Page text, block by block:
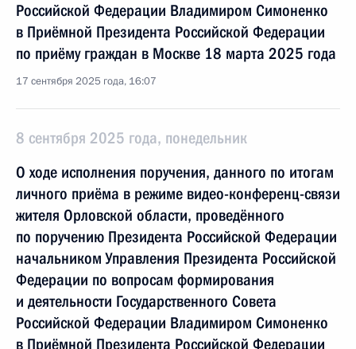
Российской Федерации Владимиром Симоненко
в Приёмной Президента Российской Федерации
по приёму граждан в Москве 18 марта 2025 года
17 сентября 2025 года, 16:07
8 сентября 2025 года, понедельник
О ходе исполнения поручения, данного по итогам
личного приёма в режиме видео-конференц-связи
жителя Орловской области, проведённого
по поручению Президента Российской Федерации
начальником Управления Президента Российской
Федерации по вопросам формирования
и деятельности Государственного Совета
Российской Федерации Владимиром Симоненко
в Приёмной Президента Российской Федерации